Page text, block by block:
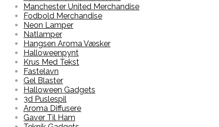
Manchester United Merchandise
Fodbold Merchandise
Neon Lamper
Natlamper
Hangsen Aroma Væsker
Halloweenpynt
Krus Med Tekst
Fastelavn
Gel Blaster
Halloween Gadgets
3d Puslespil
Aroma Diffusere
Gaver Til Ham